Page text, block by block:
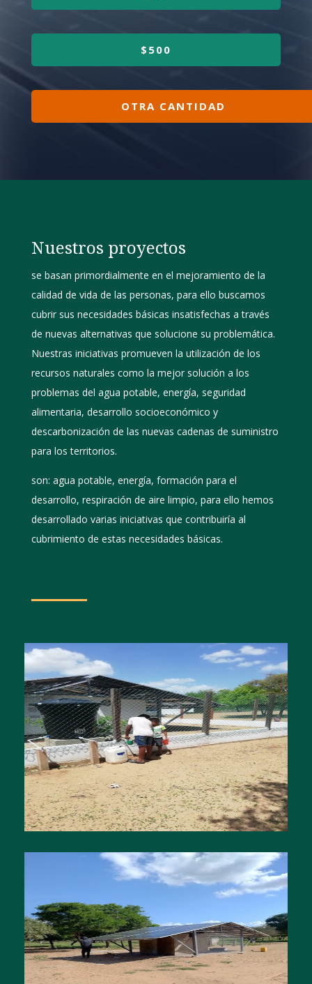
$500
OTRA CANTIDAD
Nuestros proyectos
se basan primordialmente en el mejoramiento de la
calidad de vida de las personas, para ello buscamos
cubrir sus necesidades básicas insatisfechas a través
de nuevas alternativas que solucione su problemática.
Nuestras iniciativas promueven la utilización de los
recursos naturales como la mejor solución a los
problemas del agua potable, energía, seguridad
alimentaria, desarrollo socioeconómico y
descarbonización de las nuevas cadenas de suministro
para los territorios.
son: agua potable, energía, formación para el
desarrollo, respiración de aire limpio, para ello hemos
desarrollado varias iniciativas que contribuiría al
cubrimiento de estas necesidades básicas.